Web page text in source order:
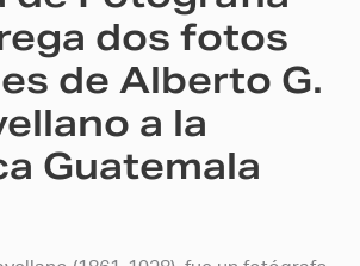
dos fotos
de Alberto G.
a la
Guatemala